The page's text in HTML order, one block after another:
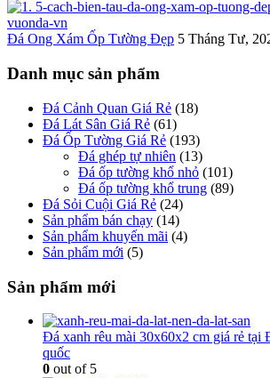
Đá Ong Xám Ốp Tường Đẹp 5 Tháng Tư,
Danh mục sản phẩm
Đá Cảnh Quan Giá Rẻ (18)
Đá Lát Sân Giá Rẻ (61)
Đá Ốp Tường Giá Rẻ (193)
Đá ghép tự nhiên (13)
Đá ốp tường khổ nhỏ (101)
Đá ốp tường khổ trung (89)
Đá Sỏi Cuội Giá Rẻ (24)
Sản phẩm bán chạy (14)
Sản phẩm khuyến mãi (4)
Sản phẩm mới (5)
Sản phẩm mới
Đá xanh rêu mài 30x60x2 cm giá rẻ tại
quốc
0 out of 5